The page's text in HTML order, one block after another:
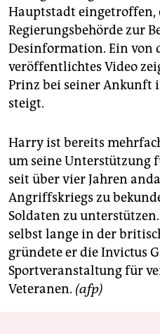
Hauptstadt
Regierungsbehörde zur
Desinformation. Ein von
veröffentlichtes Video
Prinz bei seiner Ankunft
steigt.
Harry ist bereits
um seine Unterstützung
seit über vier Jahren
Angriffskriegs zu
Soldaten zu
selbst lange in der
gründete er die Invictus
Sportveranstaltung für
Veteranen. (afp)